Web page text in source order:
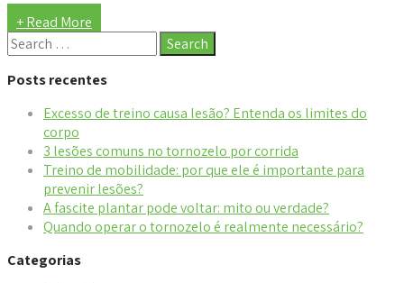
+ Read More
Posts recentes
Excesso de treino causa lesão? Entenda os limites do
corpo
3 lesões comuns no tornozelo por corrida
Treino de mobilidade: por que ele é importante para
prevenir lesões?
A fascite plantar pode voltar: mito ou verdade?
Quando operar o tornozelo é realmente necessário?
Categorias